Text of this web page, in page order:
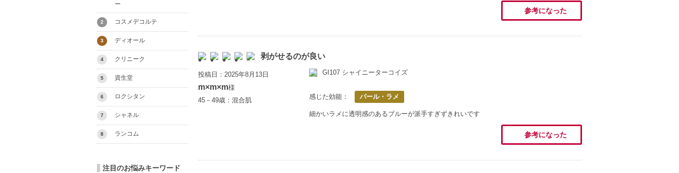
参考になった
剥がせるのが良い
投稿日：2025年8月13日
m×m×m様
45－49歳：混合肌
GI107 シャイニーターコイズ
感じた効能： パール・ラメ
細かいラメに透明感のあるブルーが派手すぎずきれいです
参考になった
ー
2 コスメデコルテ
3 ディオール
4 クリニーク
5 資生堂
6 ロクシタン
7 シャネル
8 ランコム
注目のお悩みキーワード